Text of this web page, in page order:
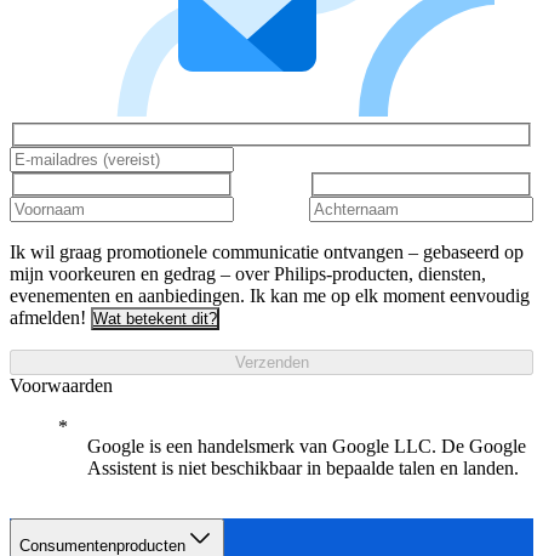
Ik wil graag promotionele communicatie ontvangen – gebaseerd op
mijn voorkeuren en gedrag – over Philips-producten, diensten,
evenementen en aanbiedingen. Ik kan me op elk moment eenvoudig
afmelden! Wat betekent dit?
Verzenden
Voorwaarden
Google is een handelsmerk van Google LLC. De Google
Assistent is niet beschikbaar in bepaalde talen en landen.
Consumentenproducten